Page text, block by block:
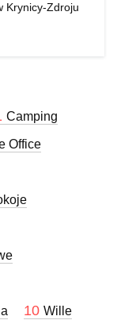
Krynicy-Zdroju
Camping
Office
10 Wille